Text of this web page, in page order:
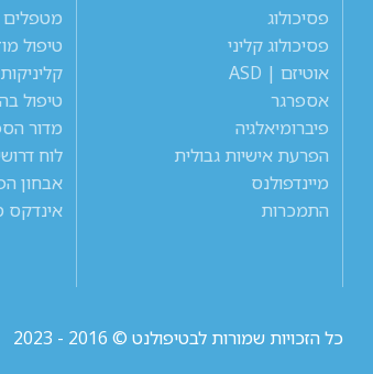
פסיכולוג
פסיכולוג קליני
אוטיזם | ASD
אספרגר
פיברומיאלגיה
הפרעת אישיות גבולית
מיינדפולנס
התמכרות
מטפלים
טיפול
טיפול
מדור
לוח
אבחון
אינדקס
כל הזכויות שמורות לבטיפולנט © 2016 - 2023